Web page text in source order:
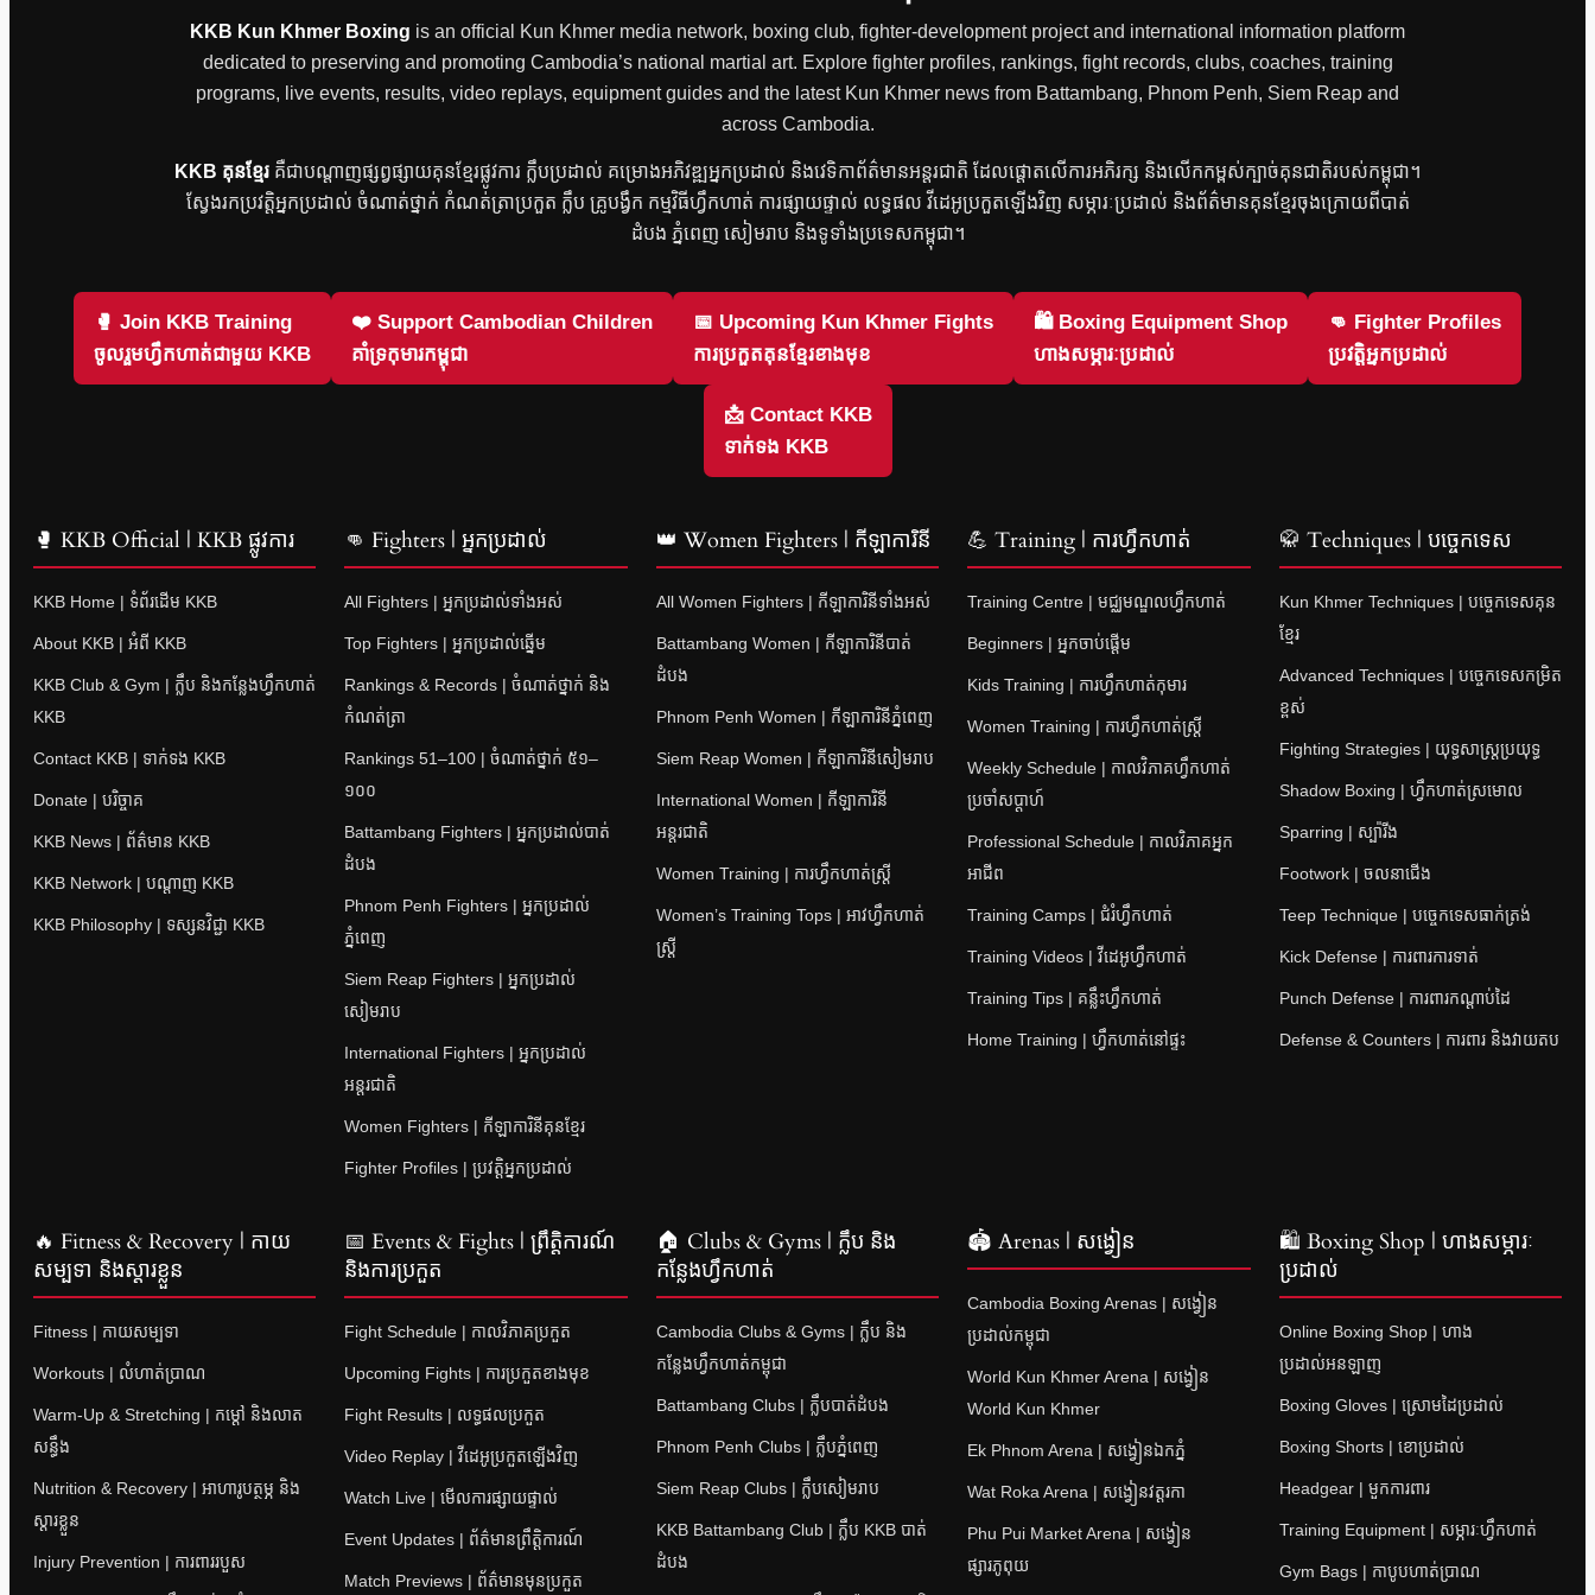
KKB Kun Khmer Boxing is an official Kun Khmer media network, boxing club, fighter-development project and international information platform
dedicated to preserving and promoting Cambodia’s national martial art. Explore fighter profiles, rankings, fight records, clubs, coaches, training
programs, live events, results, video replays, equipment guides and the latest Kun Khmer news from Battambang, Phnom Penh, Siem Reap and
across Cambodia.
KKB គុនខ្មែរ គឺជាបណ្តាញផ្សព្វផ្សាយគុនខ្មែរផ្លូវការ ក្លឹបប្រដាល់ គម្រោងអភិវឌ្ឍអ្នកប្រដាល់ និងវេទិកាព័ត៌មានអន្តរជាតិ ដែលផ្តោតលើការអភិរក្ស និងលើកកម្ពស់ក្បាច់គុនជាតិរបស់កម្ពុជា។
ស្វែងរកប្រវត្តិអ្នកប្រដាល់ ចំណាត់ថ្នាក់ កំណត់ត្រាប្រកួត ក្លឹប គ្រូបង្វឹក កម្មវិធីហ្វឹកហាត់ ការផ្សាយផ្ទាល់ លទ្ធផល វីដេអូប្រកួតឡើងវិញ សម្ភារៈប្រដាល់ និងព័ត៌មានគុនខ្មែរចុងក្រោយពីបាត់
ដំបង ភ្នំពេញ សៀមរាប និងទូទាំងប្រទេសកម្ពុជា។
🥊 Join KKB Training
ចូលរួមហ្វឹកហាត់ជាមួយ KKB
❤️ Support Cambodian Children
គាំទ្រកុមារកម្ពុជា
📅 Upcoming Kun Khmer Fights
ការប្រកួតគុនខ្មែរខាងមុខ
🛍 Boxing Equipment Shop
ហាងសម្ភារៈប្រដាល់
👊 Fighter Profiles
ប្រវត្តិអ្នកប្រដាល់
📩 Contact KKB
ទាក់ទង KKB
🥊 KKB Official | KKB ផ្លូវការ
KKB Home | ទំព័រដើម KKB
About KKB | អំពី KKB
KKB Club & Gym | ក្លឹប និងកន្លែងហ្វឹកហាត់
KKB
Contact KKB | ទាក់ទង KKB
Donate | បរិច្ចាគ
KKB News | ព័ត៌មាន KKB
KKB Network | បណ្តាញ KKB
KKB Philosophy | ទស្សនវិជ្ជា KKB
👊 Fighters | អ្នកប្រដាល់
All Fighters | អ្នកប្រដាល់ទាំងអស់
Top Fighters | អ្នកប្រដាល់ឆ្នើម
Rankings & Records | ចំណាត់ថ្នាក់ និង
កំណត់ត្រា
Rankings 51–100 | ចំណាត់ថ្នាក់ ៥១–
១០០
Battambang Fighters | អ្នកប្រដាល់បាត់
ដំបង
Phnom Penh Fighters | អ្នកប្រដាល់
ភ្នំពេញ
Siem Reap Fighters | អ្នកប្រដាល់
សៀមរាប
International Fighters | អ្នកប្រដាល់
អន្តរជាតិ
Women Fighters | កីឡាការិនីគុនខ្មែរ
Fighter Profiles | ប្រវត្តិអ្នកប្រដាល់
👑 Women Fighters | កីឡាការិនី
All Women Fighters | កីឡាការិនីទាំងអស់
Battambang Women | កីឡាការិនីបាត់
ដំបង
Phnom Penh Women | កីឡាការិនីភ្នំពេញ
Siem Reap Women | កីឡាការិនីសៀមរាប
International Women | កីឡាការិនី
អន្តរជាតិ
Women Training | ការហ្វឹកហាត់ស្ត្រី
Women’s Training Tops | អាវហ្វឹកហាត់
ស្ត្រី
💪 Training | ការហ្វឹកហាត់
Training Centre | មជ្ឈមណ្ឌលហ្វឹកហាត់
Beginners | អ្នកចាប់ផ្តើម
Kids Training | ការហ្វឹកហាត់កុមារ
Women Training | ការហ្វឹកហាត់ស្ត្រី
Weekly Schedule | កាលវិភាគហ្វឹកហាត់
ប្រចាំសប្តាហ៍
Professional Schedule | កាលវិភាគអ្នក
អាជីព
Training Camps | ជំរំហ្វឹកហាត់
Training Videos | វីដេអូហ្វឹកហាត់
Training Tips | គន្លឹះហ្វឹកហាត់
Home Training | ហ្វឹកហាត់នៅផ្ទះ
🥋 Techniques | បច្ចេកទេស
Kun Khmer Techniques | បច្ចេកទេសគុន
ខ្មែរ
Advanced Techniques | បច្ចេកទេសកម្រិត
ខ្ពស់
Fighting Strategies | យុទ្ធសាស្ត្រប្រយុទ្ធ
Shadow Boxing | ហ្វឹកហាត់ស្រមោល
Sparring | ស្ប៉ារីង
Footwork | ចលនាជើង
Teep Technique | បច្ចេកទេសធាក់ត្រង់
Kick Defense | ការពារការទាត់
Punch Defense | ការពារកណ្តាប់ដៃ
Defense & Counters | ការពារ និងវាយតប
🔥 Fitness & Recovery | កាយ
សម្បទា និងស្តារខ្លួន
Fitness | កាយសម្បទា
Workouts | លំហាត់ប្រាណ
Warm-Up & Stretching | កម្តៅ និងលាត
សន្ធឹង
Nutrition & Recovery | អាហារូបត្ថម្ភ និង
ស្តារខ្លួន
Injury Prevention | ការពាររបួស
📅 Events & Fights | ព្រឹត្តិការណ៍
និងការប្រកួត
Fight Schedule | កាលវិភាគប្រកួត
Upcoming Fights | ការប្រកួតខាងមុខ
Fight Results | លទ្ធផលប្រកួត
Video Replay | វីដេអូប្រកួតឡើងវិញ
Watch Live | មើលការផ្សាយផ្ទាល់
Event Updates | ព័ត៌មានព្រឹត្តិការណ៍
Match Previews | ព័ត៌មានមុនប្រកួត
🏠 Clubs & Gyms | ក្លឹប និង
កន្លែងហ្វឹកហាត់
Cambodia Clubs & Gyms | ក្លឹប និង
កន្លែងហ្វឹកហាត់កម្ពុជា
Battambang Clubs | ក្លឹបបាត់ដំបង
Phnom Penh Clubs | ក្លឹបភ្នំពេញ
Siem Reap Clubs | ក្លឹបសៀមរាប
KKB Battambang Club | ក្លឹប KKB បាត់
ដំបង
🏟 Arenas | សង្វៀន
Cambodia Boxing Arenas | សង្វៀន
ប្រដាល់កម្ពុជា
World Kun Khmer Arena | សង្វៀន
World Kun Khmer
Ek Phnom Arena | សង្វៀនឯកភ្នំ
Wat Roka Arena | សង្វៀនវត្តរកា
Phu Pui Market Arena | សង្វៀន
ផ្សារភូពុយ
🛍 Boxing Shop | ហាងសម្ភារៈ
ប្រដាល់
Online Boxing Shop | ហាង
ប្រដាល់អនឡាញ
Boxing Gloves | ស្រោមដៃប្រដាល់
Boxing Shorts | ខោប្រដាល់
Headgear | មួកការពារ
Training Equipment | សម្ភារៈហ្វឹកហាត់
Gym Bags | កាបូបហាត់ប្រាណ